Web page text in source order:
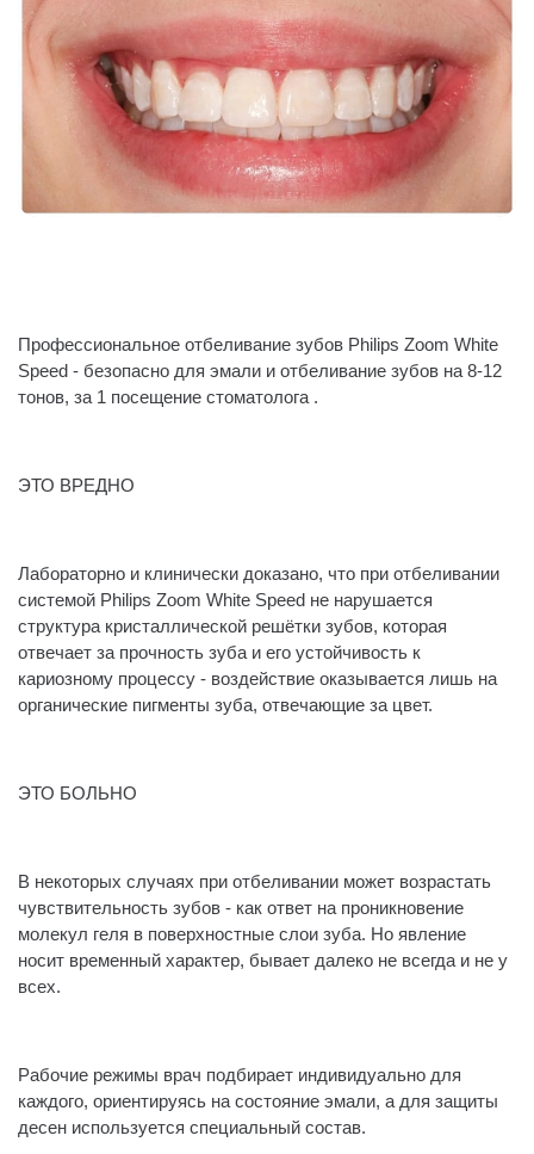
Профессиональное отбеливание зубов Philips Zoom White
Speed - безопасно для эмали и отбеливание зубов на 8-12
тонов, за 1 посещение стоматолога .
ЭТО ВРЕДНО
Лабораторно и клинически доказано, что при отбеливании
системой Philips Zoom White Speed не нарушается
структура кристаллической решётки зубов, которая
отвечает за прочность зуба и его устойчивость к
кариозному процессу - воздействие оказывается лишь на
органические пигменты зуба, отвечающие за цвет.
ЭТО БОЛЬНО
В некоторых случаях при отбеливании может возрастать
чувствительность зубов - как ответ на проникновение
молекул геля в поверхностные слои зуба. Но явление
носит временный характер, бывает далеко не всегда и не у
всех.
Рабочие режимы врач подбирает индивидуально для
каждого, ориентируясь на состояние эмали, а для защиты
десен используется специальный состав.